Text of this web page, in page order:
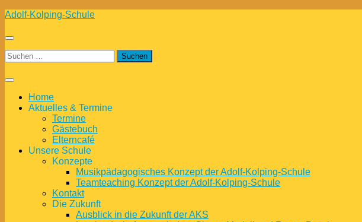
Zum
springen
Adolf-Kolping-Schule
Suchen
nach:
Home
Aktuelles & Termine
Termine
Gästebuch
Elterncafé
Unsere Schule
Konzepte
Musikpädagogisches Konzept der Adolf-Kolping-Schule
Teamteaching Konzept der Adolf-Kolping-Schule
Kontakt
Die Zukunft
Ausblick in die Zukunft der AKS